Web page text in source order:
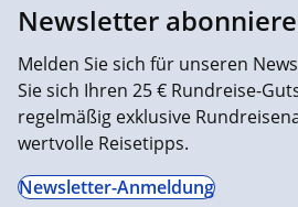
Newsletter
Melden Sie sich für unseren
Sie sich Ihren 25 € Rundreise-
regelmäßig exklusive
wertvolle Reisetipps.
Newsletter-Anmeldung